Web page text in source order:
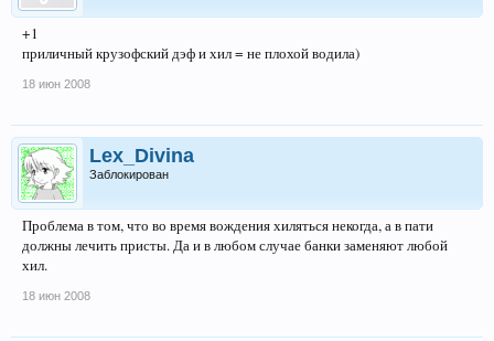
+1
приличный крузофский дэф и хил = не плохой водила)
18 июн 2008
Lex_Divina
Заблокирован
Проблема в том, что во время вождения хиляться некогда, а в пати
должны лечить присты. Да и в любом случае банки заменяют любой
хил.
18 июн 2008